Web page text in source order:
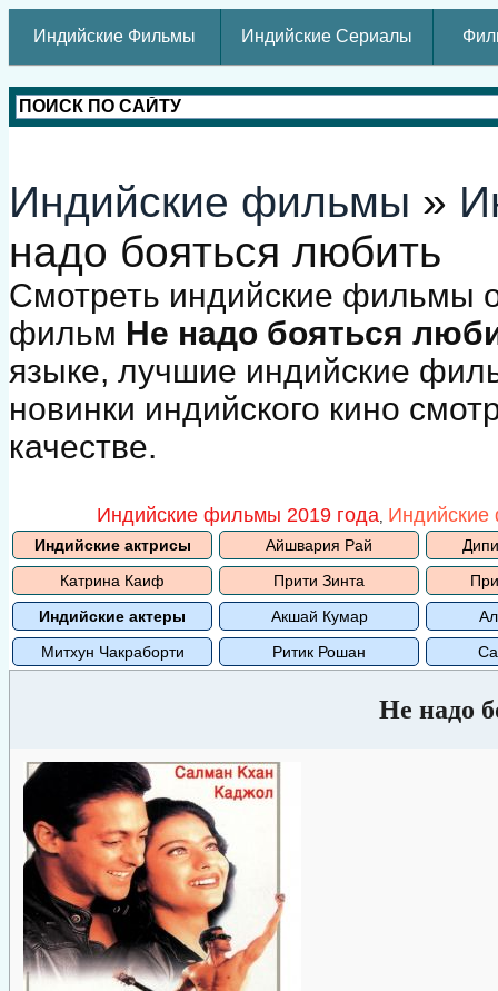
Индийские Фильмы Индийские Сериалы
Индийские фильмы »
надо бояться любить
Смотреть индийские фильмы
фильм Не надо бояться
языке, лучшие индийские
новинки индийского кино
качестве.
Индийские фильмы 2019 года,
Индийские актрисы Айшвария Рай
Катрина Каиф
Прити Зинта
Индийские актеры
Акшай Кумар
Митхун Чакраборти
Ритик Рошан
Не надо